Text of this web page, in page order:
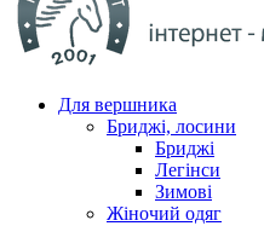
Для вершника
Бриджі, лосини
Бриджі
Легінси
Зимові
Жіночий одяг